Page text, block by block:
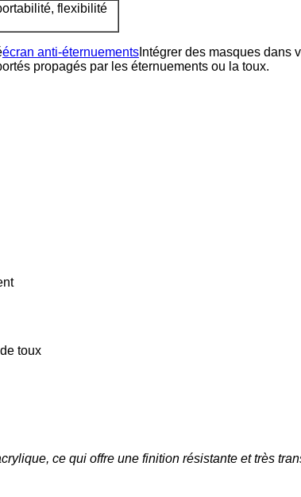
flexibilité
écran anti-éternuements Intégrer des masques dans
propagés par les éternuements ou la toux.
toux
ce qui offre une finition résistante et très